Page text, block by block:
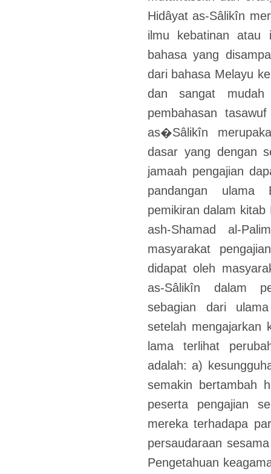
Hidâyat as-Sâlikîn
ilmu kebatinan atau
bahasa yang
dari bahasa Melayu
dan sangat
pembahasan
as�Sâlikîn
dasar yang dengan
jamaah pengajian
pandangan ulama
pemikiran dalam kitab
ash-Shamad al-
masyarakat
didapat oleh
as-Sâlikîn dalam
sebagian dari
setelah mengajarkan
lama terlihat
adalah: a)
semakin bertambah
peserta pengajian
mereka terhadapa
persaudaraan
Pengetahuan